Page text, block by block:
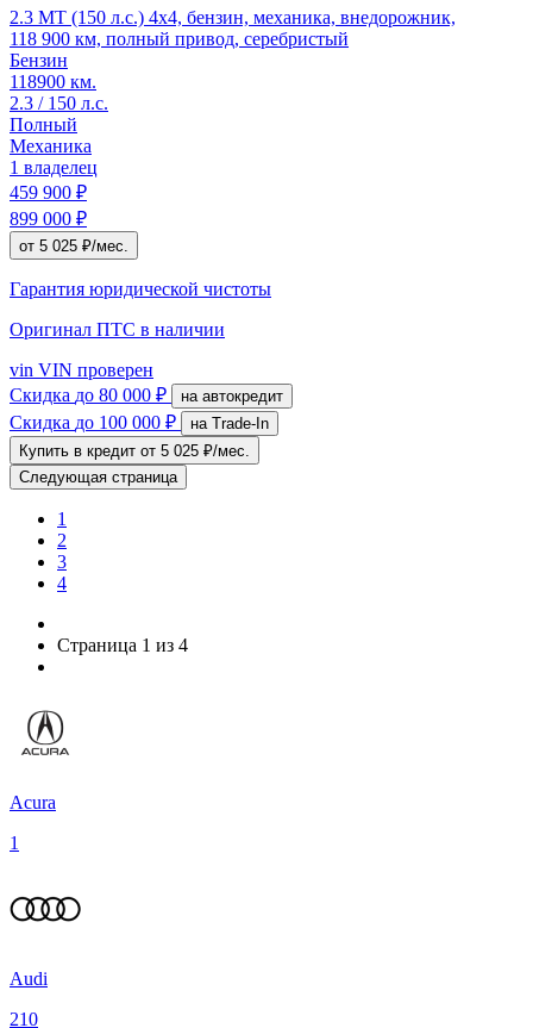
2.3 MT (150 л.с.) 4x4, бензин, механика, внедорожник,
118 900 км, полный привод, серебристый
Бензин
118900 км.
2.3 / 150 л.с.
Полный
Механика
1 владелец
459 900 ₽
899 000 ₽
от 5 025 ₽/мес.
Гарантия юридической чистоты
Оригинал ПТС в наличии
vin VIN проверен
Скидка до 80 000 ₽ на автокредит
Скидка до 100 000 ₽
на Trade-In
Купить в кредит от 5 025 ₽/мес.
Следующая страница
1
2
3
4
Страница 1 из 4
Acura
1
Audi
210